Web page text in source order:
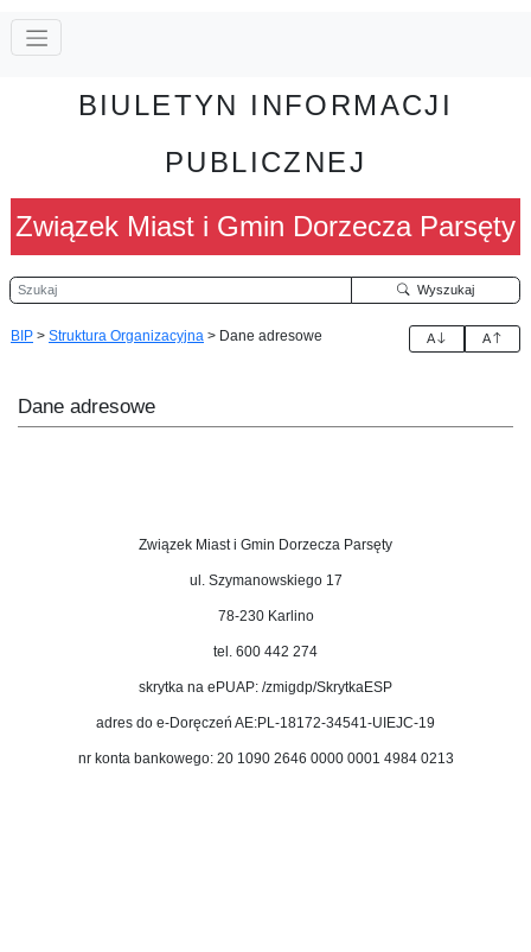
BIULETYN INFORMACJI
PUBLICZNEJ
Związek Miast i Gmin Dorzecza Parsęty
Szukaj Wyszukaj
BIP > Struktura Organizacyjna > Dane adresowe A A
Dane adresowe
Związek Miast i Gmin Dorzecza Parsęty
ul. Szymanowskiego 17
78-230 Karlino
tel. 600 442 274
skrytka na ePUAP: /zmigdp/SkrytkaESP
adres do e-Doręczeń AE:PL-18172-34541-UIEJC-19
nr konta bankowego: 20 1090 2646 0000 0001 4984 0213